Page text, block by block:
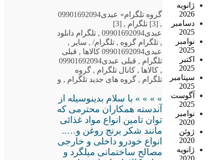
ژانویه
2026
دسامبر
2025
نوامبر
2025
اکتبر
2025
سپتامبر
2025
آگوست
2025
نوامبر
2020
ژوئن
2020
ژانویه
گروه تلگرام» عبدی09901692094
, [3] تلگرام ,
[3]
عبدی09901692094
, تلگرام دانلود
, تلگرام گروه , تلگرام/, سایر ,
عبدی09901692094 کالاها
, قبلی
تلگرام , قبلی عبدی09901692094
, کالاها , کانال تلگرام , گروه
تلگرام , گروه های جدید تلگرام , و
» » » » با سلام بدینوسیله از
آندسته همکاران محترمی که
توان تامین انواع مواد غذائی
مانند شکر برنج روغن و…..
انواع خودرو داخلی و خارجی
مصالح ساختمانی میلگرد و